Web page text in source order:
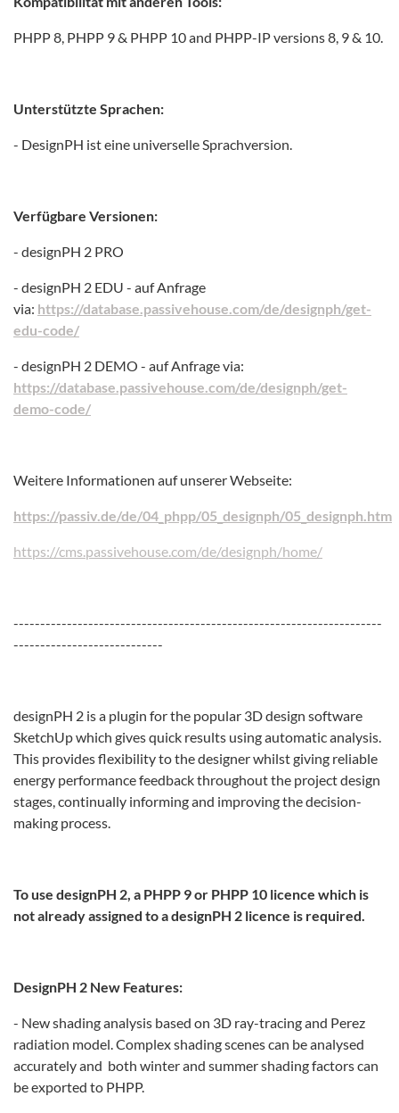
PHPP 8, PHPP 9 & PHPP 10 and PHPP-IP versions 8, 9 & 10.
Unterstützte Sprachen:
- DesignPH ist eine universelle Sprachversion.
Verfügbare Versionen:
- designPH 2 PRO
- designPH 2 EDU - auf Anfrage
via: https://database.passivehouse.com/de/designph/get-
edu-code/
- designPH 2 DEMO - auf Anfrage via:
https://database.passivehouse.com/de/designph/get-
demo-code/
Weitere Informationen auf unserer Webseite:
https://passiv.de/de/04_phpp/05_designph/05_designph.htm
https://cms.passivehouse.com/de/designph/home/
---------------------------------------------------------------------
----------------------------
designPH 2 is a plugin for the popular 3D design software
SketchUp which gives quick results using automatic analysis.
This provides flexibility to the designer whilst giving reliable
energy performance feedback throughout the project design
stages, continually informing and improving the decision-
making process.
To use designPH 2, a PHPP 9 or PHPP 10 licence which is
not already assigned to a designPH 2 licence is required.
DesignPH 2 New Features:
- New shading analysis based on 3D ray-tracing and Perez
radiation model. Complex shading scenes can be analysed
accurately and both winter and summer shading factors can
be exported to PHPP.